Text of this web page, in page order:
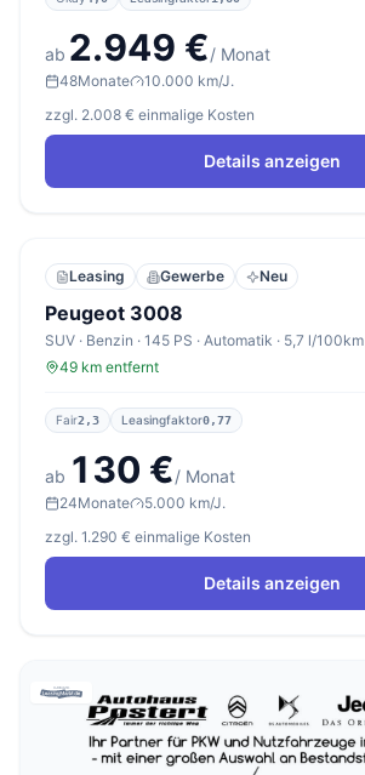
ab 2.949 €/ Monat
48Monate
10.000 km/J.
zzgl. 2.008 € einmalige Kosten
Details anzeigen
Leasing Gewerbe Neu
Peugeot 3008
SUV · Benzin · 145 PS · Automatik · 5,7 l/100km
49 km entfernt
Fair2,3 Leasingfaktor0,77
ab 130 €/ Monat
24Monate
5.000 km/J.
zzgl. 1.290 € einmalige Kosten
Details anzeigen